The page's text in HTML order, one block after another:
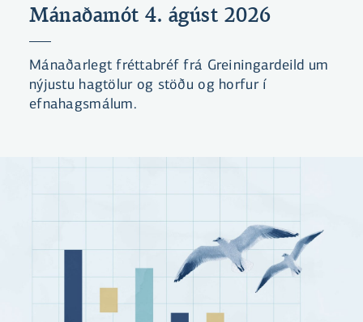
Mánaðamót 4. ágúst 2026
Mánaðarlegt fréttabréf frá Greiningardeild um
nýjustu hagtölur og stöðu og horfur í
efnahagsmálum.